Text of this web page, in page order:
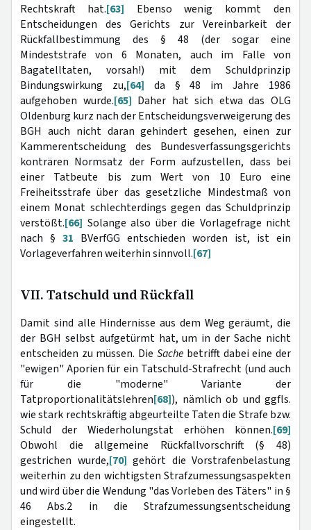
Rechtskraft hat.[63]
Ebenso wenig kommt den
Entscheidungen des Gerichts zur Vereinbarkeit der
Rückfallbestimmung des § 48 (der sogar eine
Mindeststrafe von 6 Monaten, auch im Falle von
Bagatelltaten, vorsah!) mit dem Schuldprinzip
Bindungswirkung zu,[64] da § 48 im Jahre 1986
aufgehoben wurde.[65] Daher hat sich etwa das OLG
Oldenburg kurz nach der Entscheidungsverweigerung des
BGH auch nicht daran gehindert gesehen, einen zur
Kammerentscheidung des Bundesverfassungsgerichts
konträren Normsatz der Form aufzustellen, dass bei
einer Tatbeute bis zum Wert von 10 Euro eine
Freiheitsstrafe über das gesetzliche Mindestmaß von
einem Monat schlechterdings gegen das Schuldprinzip
verstößt.[66] Solange also über die Vorlagefrage nicht
nach § 31 BVerfGG entschieden worden ist, ist ein
Vorlageverfahren weiterhin sinnvoll.[67]
VII. Tatschuld und Rückfall
Damit sind alle Hindernisse aus dem Weg geräumt, die
der BGH selbst aufgetürmt hat, um in der Sache nicht
entscheiden zu müssen. Die Sache betrifft dabei eine der
"ewigen" Aporien für ein Tatschuld-Strafrecht (und auch
für die "moderne" Variante der
Tatproportionalitätslehren[68]), nämlich ob und ggfls.
wie stark rechtskräftig abgeurteilte Taten die Strafe bzw.
Schuld der Wiederholungstat erhöhen können.[69]
Obwohl die allgemeine Rückfallvorschrift (§ 48)
gestrichen wurde,[70] gehört die Vorstrafenbelastung
weiterhin zu den wichtigsten Strafzumessungsaspekten
und wird über die Wendung "das Vorleben des Täters" in §
46 Abs.2 in die Strafzumessungsentscheidung
eingestellt.